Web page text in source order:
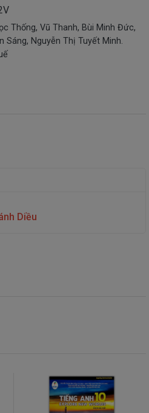
Thống, Vũ Thanh, Bùi Minh Đức,
Sáng, Nguyễn Thị Tuyết Minh.
Diều